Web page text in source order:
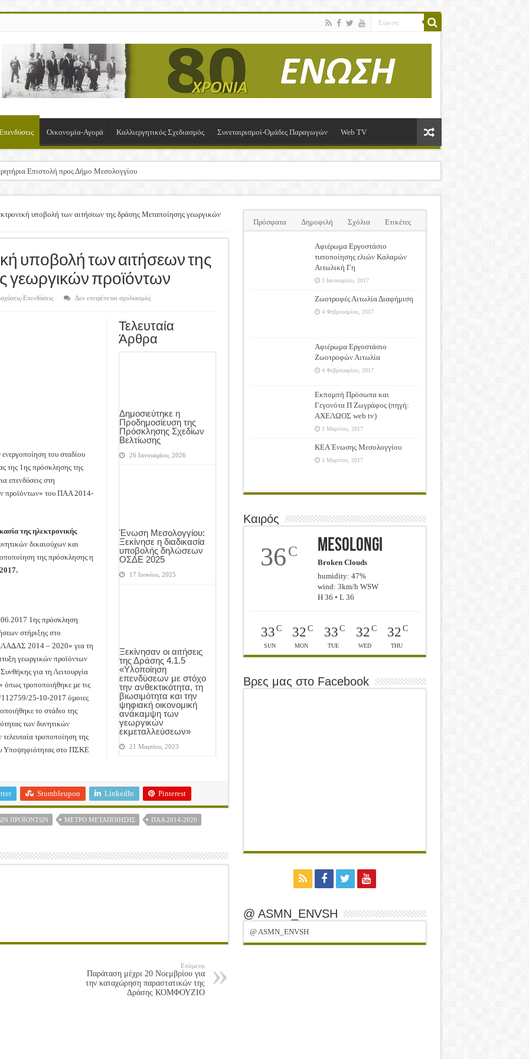
Οικονομία-Αγορά Καλλιεργητικός Σχεδιασμός Συνεταιρισμοί-Ομάδες Παραγωγών Web TV
Επιστολή προς Δήμο Μεσολογγίου
Αγροτικού Συνεταιρισμού Μεσολογγίου-Ναυπακτίας ”Η Ένωση”
ξεκίνησε…με Μεγάλες Προσφορές!!
υποβολή των αιτήσεων της δράσης Μεταποίησης γεωργικών
υποβολή των αιτήσεων της
γεωργικών προϊόντων
Επενδύσεις Δεν επιτρέπεται σχολιασμόςστο
υποβολή
των
αιτήσεων
δράσης
Τελευταία
Άρθρα
Δημοσιεύτηκε η
Προδημοσίευση της
Πρόσκλησης Σχεδίων
Βελτίωσης
26 Ιανουαρίου, 2026
Ένωση Μεσολογγίου:
Ξεκίνησε η διαδικασία
υποβολής δηλώσεων
ΟΣΔΕ 2025
17 Ιουνίου, 2025
Ξεκίνησαν οι αιτήσεις
της Δράσης 4.1.5
«Υλοποίηση
επενδύσεων με στόχο
την ανθεκτικότητα, τη
βιωσιμότητα και την
ψηφιακή οικονομική
ανάκαμψη των
γεωργικών
εκμεταλλεύσεων»
21 Μαρτίου, 2023
του σταδίου
της 1ης πρόσκλησης της
επενδύσεις στη
προϊόντων» του ΠΑΑ 2014-
της ηλεκτρονικής
δικαιούχων και
της πρόσκλησης η
1ης πρόσκληση
στήριξης στο
2014 – 2020» για τη
γεωργικών προϊόντων
για τη Λειτουργία
τροποποιήθηκε µε τις
25-10-2017 όµοιες
το στάδιο της
των δυνητικών
τροποποίηση της
Υποψηφιότητας στο ΠΣΚΕ
Stumbleupon LinkedIn Pinterest
ΠΡΟΪΌΝΤΩΝ ΜΕΤΡΟ ΜΕΤΑΠΟΊΗΣΗΣ ΠΑΑ 2014-2020
Επόμενο
Παράταση μέχρι 20 Νοεμβρίου για
την καταχώρηση παραστατικών της
Δράσης ΚΟΜΦΟΥΖΙΟ
Πρόσφατα Δημοφιλή Σχόλια Ετικέτες
Αφιέρωμα Εργοστάσιο
τυποποίησης ελιών Καλαμών
Αιτωλική Γη
3 Ιανουαρίου, 2017
Ζωοτροφές Αιτωλία Διαφήμιση
4 Φεβρουαρίου, 2017
Αφιέρωμα Εργοστάσιο
Ζωοτροφών Αιτωλία
4 Φεβρουαρίου, 2017
Εκπομπή Πρόσωπα και
Γεγονότα Π Ζωγράφος (πηγή:
ΑΧΕΛΩΟΣ web tv)
1 Μαρτίου, 2017
ΚΕΑ Ένωσης Μεσολογγίου
1 Μαρτίου, 2017
Καιρός
36C Mesolongi
Broken Clouds
humidity: 47%
wind: 3km/h WSW
H 36 • L 36
33C
SUN
32 C
MON
33C
TUE
32C
WED
32C
THU
Βρες μας στο Facebook
@ ASMN_ENVSH
@ ASMN_ENVSH